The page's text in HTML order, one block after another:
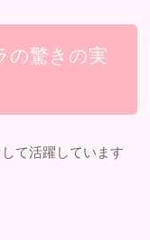
の驚きの実
て活躍しています